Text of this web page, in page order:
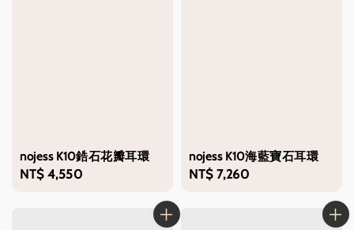
nojess K10鋯石花瓣耳環
Regular
NT$ 4,550
nojess K10海藍寶石耳環
Regular
NT$ 7,260